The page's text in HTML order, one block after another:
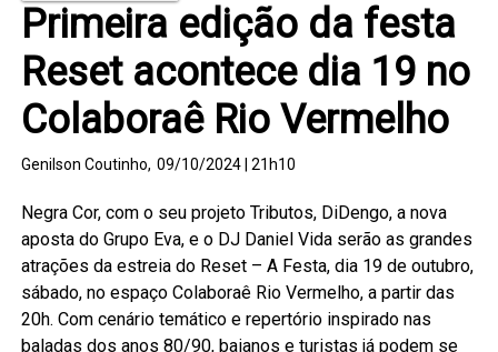
Primeira edição da festa
Reset acontece dia 19 no
Colaboraê Rio Vermelho
Genilson Coutinho, 09/10/2024 | 21h10
Negra Cor, com o seu projeto Tributos, DiDengo, a nova
aposta do Grupo Eva, e o DJ Daniel Vida serão as grandes
atrações da estreia do Reset – A Festa, dia 19 de outubro,
sábado, no espaço Colaboraê Rio Vermelho, a partir das
20h. Com cenário temático e repertório inspirado nas
baladas dos anos 80/90, baianos e turistas já podem se